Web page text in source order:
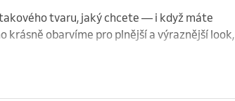
tvaru, jaký chcete — i když máte
krásně obarvíme pro plnější a výraznější look,